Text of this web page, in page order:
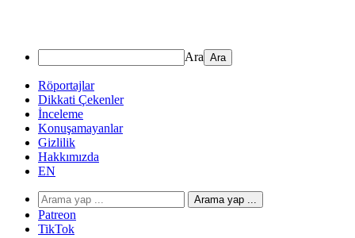
Ara
Röportajlar
Dikkati Çekenler
İnceleme
Konuşamayanlar
Gizlilik
Hakkımızda
EN
Arama yap ...
Patreon
TikTok